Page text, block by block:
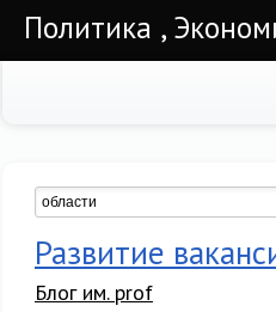
Политика ,
Развитие
Блог им. prof